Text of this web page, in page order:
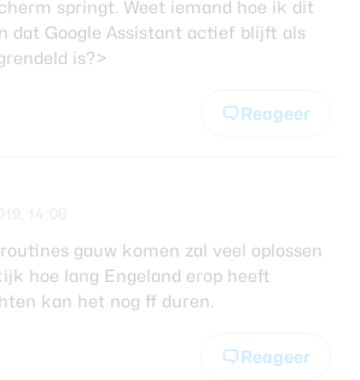
springt. Weet iemand hoe ik dit
dat Google Assistant actief blijft als
is?>
Reageer
gauw komen zal veel oplossen
hoe lang Engeland erop heeft
kan het nog ff duren.
Reageer